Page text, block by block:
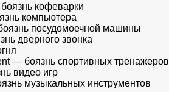
кофеварки
компьютера
посудомоечной машины
дверного звонка
— боязнь спортивных тренажеров
видео игр
музыкальных инструментов